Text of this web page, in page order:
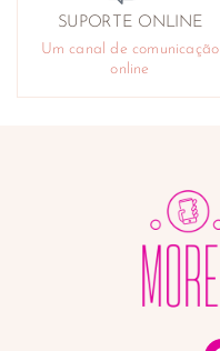
SUPORTE ONLINE
Um canal de comunicação
online